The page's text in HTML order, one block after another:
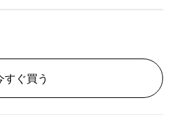
すぐ買う